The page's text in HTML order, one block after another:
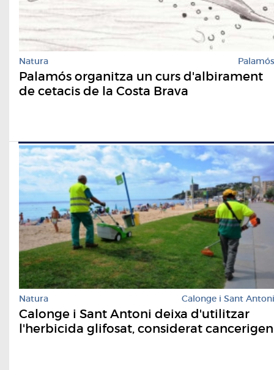
Natura Palamós
Palamós organitza un curs d'albirament
de cetacis de la Costa Brava
Natura Calonge i Sant Antoni
Calonge i Sant Antoni deixa d'utilitzar
l'herbicida glifosat, considerat cancerigen